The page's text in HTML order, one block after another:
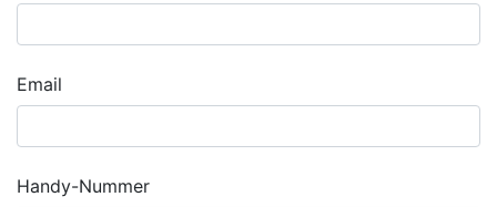
Email
Handy-Nummer